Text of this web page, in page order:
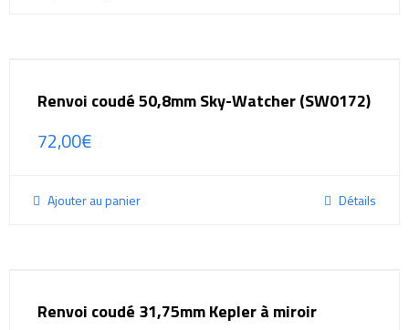
Renvoi coudé 50,8mm Sky-Watcher (SW0172)
72,00€
Ajouter au panier Détails
Renvoi coudé 31,75mm Kepler à miroir